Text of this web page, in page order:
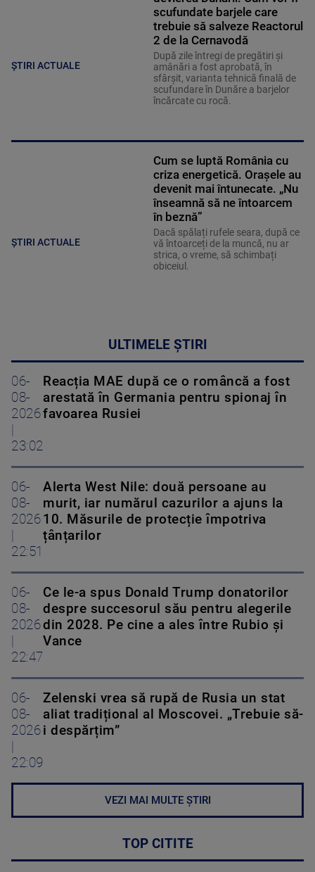
ȘTIRI ACTUALE
scufundate barjele care
trebuie să salveze Reactorul
2 de la Cernavodă
După zile întregi de pregătiri și
amânări a fost aprobată, în
sfârșit, varianta tehnică finală de
scufundare în Dunăre a barjelor
încărcate cu rocă.
ȘTIRI ACTUALE
Cum se luptă România cu
criza energetică. Orașele au
devenit mai întunecate. „Nu
înseamnă să ne întoarcem
în beznă”
Dacă spălați rufele seara, după ce
vă întoarceți de la muncă, nu ar
strica, o vreme, să schimbați
obiceiul.
ULTIMELE ȘTIRI
06-
08-
2026
23:02
Reacția MAE după ce o româncă a fost
arestată în Germania pentru spionaj în
favoarea Rusiei
06-
08-
2026
22:51
Alerta West Nile: două persoane au
murit, iar numărul cazurilor a ajuns la
10. Măsurile de protecție împotriva
țânțarilor
06-
08-
2026
22:47
Ce le-a spus Donald Trump donatorilor
despre succesorul său pentru alegerile
din 2028. Pe cine a ales între Rubio și
Vance
06-
08-
2026
22:09
Zelenski vrea să rupă de Rusia un stat
aliat tradițional al Moscovei. „Trebuie să-
i despărțim”
VEZI MAI MULTE ȘTIRI
TOP CITITE